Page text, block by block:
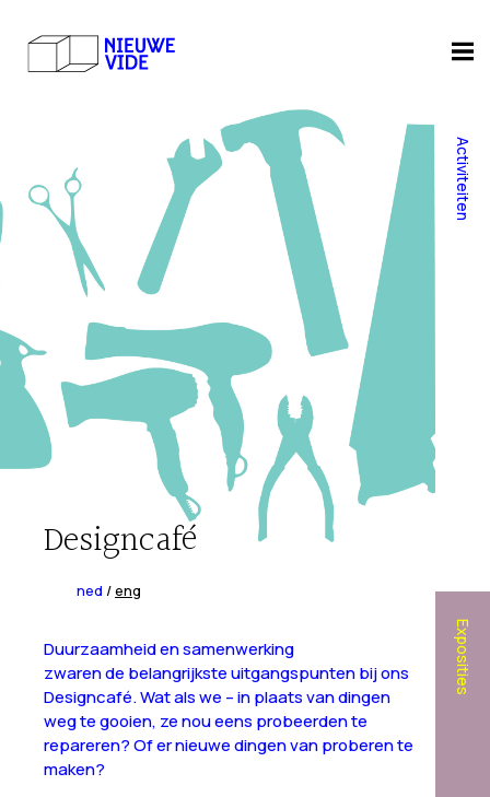
Designcafé
ned /eng
Duurzaamheid en samenwerking
zwaren de belangrijkste uitgangspunten bij ons
Designcafé. Wat als we – in plaats van dingen
weg te gooien, ze nou eens probeerden te
repareren? Of er nieuwe dingen van proberen te
maken?
Activiteiten
Exposities